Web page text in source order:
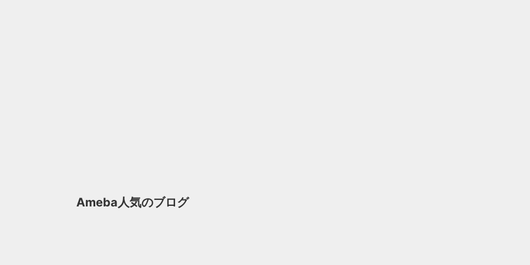
Ameba人気のブログ